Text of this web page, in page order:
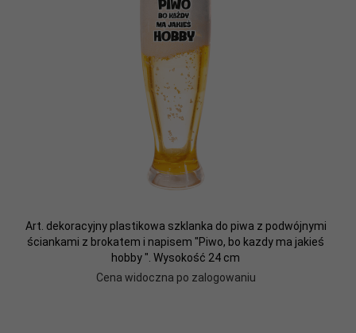
Art. dekoracyjny plastikowa szklanka do piwa z podwójnymi
ściankami z brokatem i napisem "Piwo, bo kazdy ma jakieś
hobby ". Wysokość 24 cm
Cena widoczna po zalogowaniu